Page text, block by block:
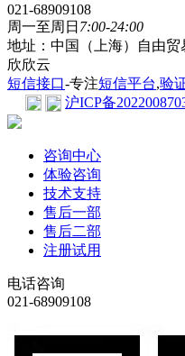
021-68909108
周一至周日 7:00-24:00
地址：中国（上海）自由
欣欣云
短信接口-专注短信平台,验
沪ICP备
咨询中心
体验咨询
技术支持
售后一部
售后二部
注册试用
电话咨询
021-68909108